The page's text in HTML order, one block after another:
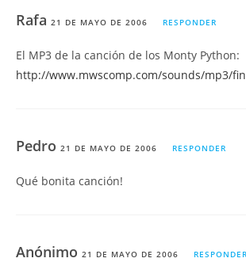
Rafa 21 DE MAYO DE 2006 RESPONDER
El MP3 de la canción de los Monty Python:
http://www.mwscomp.com/sounds/mp3/
Pedro 21 DE MAYO DE 2006 RESPONDER
Qué bonita canción!
Anónimo 21 DE MAYO DE 2006 RESPONDER